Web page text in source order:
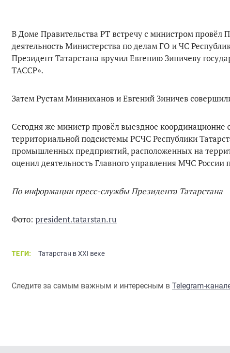
В Доме Правительства РТ встречу с министром
деятельность Министерства по делам ГО и ЧС
Президент Татарстана вручил Евгению Зиничеву
ТАССР».
Затем Рустам Минниханов и Евгений Зиничев
Сегодня же министр провёл выездное координационне
территориальной подсистемы РСЧС Республики
промышленных предприятий, расположенных на
оценил деятельность Главного управления МЧС России
По информации пресс-службы Президента Татарстана
Фото: president.tatarstan.ru
ТЕГИ: Татарстан в XXI веке
Следите за самым важным и интересным в Telegram-